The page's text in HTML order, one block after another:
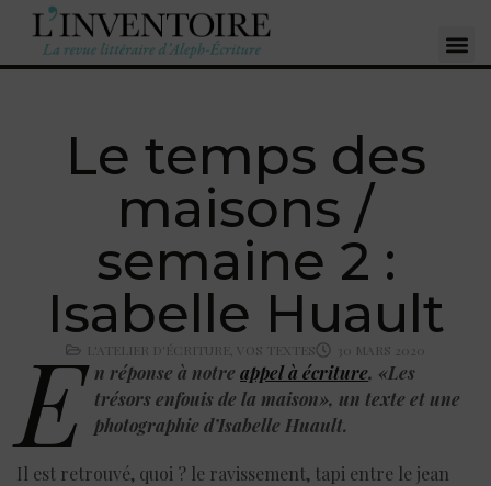
Le temps des
maisons /
semaine 2 :
Isabelle Huault
L'ATELIER D'ÉCRITURE VOS TEXTES 30 MARS 2020
E n réponse à notre appel à écriture, «Les
trésors enfouis de la maison», un texte et une
photographie d’Isabelle Huault.
Il est retrouvé, quoi ? le ravissement, tapi entre le jean